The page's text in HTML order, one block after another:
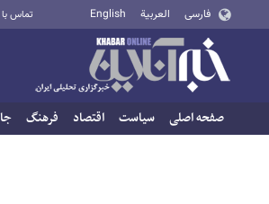
فارسی العربية English تماس با
صفحه اصلی سیاست اقتصاد فرهنگ